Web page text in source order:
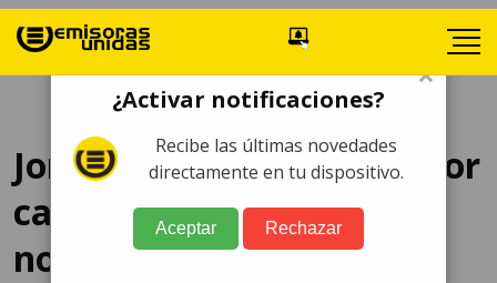
Jordán Rodas reacciona por
captura en su contra
noviembre 2023
×
¿Activar notificaciones?
Recibe las últimas novedades
directamente en tu dispositivo.
Aceptar Rechazar